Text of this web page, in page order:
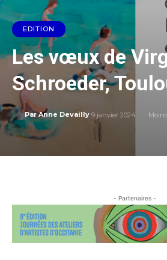
EDITION
Les vœux de
Schroeder,
Par Anne Devailly 9 janvier 2024
- Partenaires -